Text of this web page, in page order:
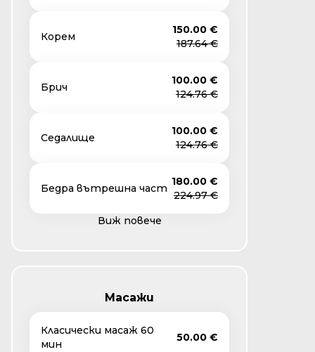
Корем
150.00 €
187.64 €
Брич
100.00 €
124.76 €
Седалище
100.00 €
124.76 €
Бедра вътрешна част
180.00 €
224.97 €
Виж повече
Масажи
Класически масаж 60
мин
50.00 €